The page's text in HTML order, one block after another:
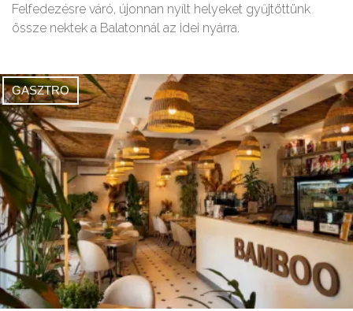
Felfedezésre váró, újonnan nyílt helyeket gyűjtöttünk
össze nektek a Balatonnál az idei nyárra.
GASZTRO